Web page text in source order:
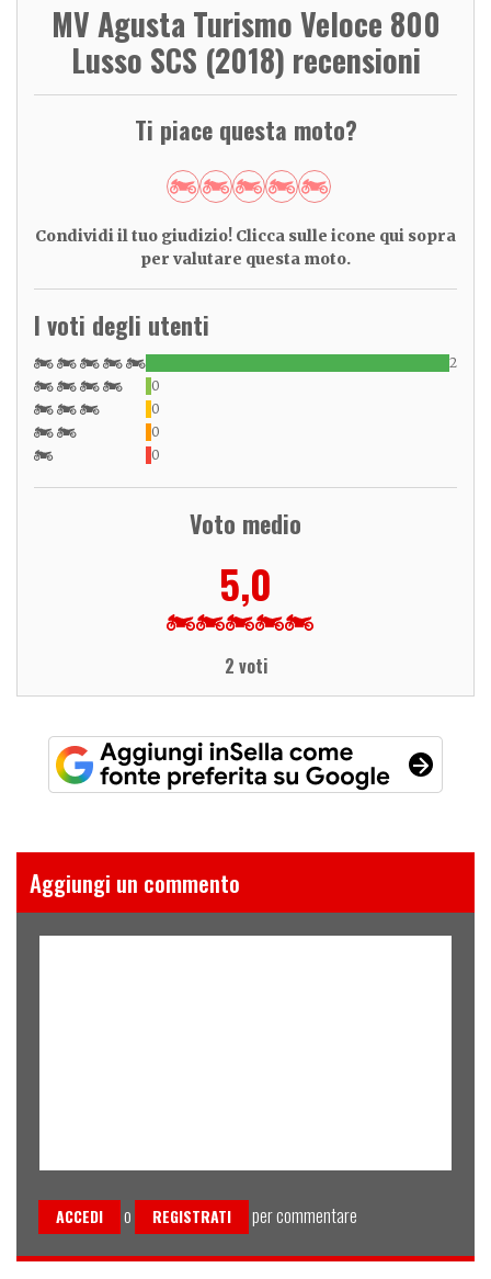
MV Agusta Turismo Veloce 800
Lusso SCS (2018) recensioni
Ti piace questa moto?
Condividi il tuo giudizio! Clicca sulle icone qui sopra
per valutare questa moto.
I voti degli utenti
2
0
0
0
0
Voto medio
5,0
2 voti
Aggiungi un commento
ACCEDI o REGISTRATI per commentare